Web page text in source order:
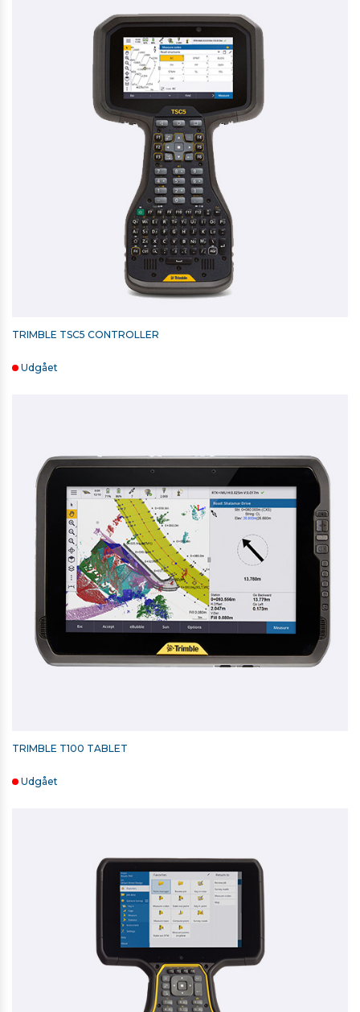
Generelt
Driftstid: 6.,5 timer med 1 batteri
IP-KLASSIFICERING: IP65
Kommunikation: Long Range Radio
Driftstemperaturområde: -20 til +50 grader
TRIMBLE AFSÆTNINGSPRISME / MINIPRISME (-18)
2.475,00 kr. ekskl. moms
Kontakt for levering
SECO TREBENET STATIV TIL TOTALSTATIONER OG
SCANNERE
4.277,00 kr. ekskl. moms
RETROMÆRKE 20MM X 20MM
TRIMBLE TSC5 CONTROLLER
Udgået
TRIMBLE T100 TABLET
Udgået